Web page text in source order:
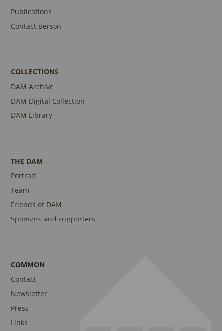
Publications
Contact person
COLLECTIONS
DAM Archive
DAM Digital Collection
DAM Library
THE DAM
Portrait
Team
Friends of DAM
Sponsors and supporters
COMMON
Contact
Newsletter
Press
Links